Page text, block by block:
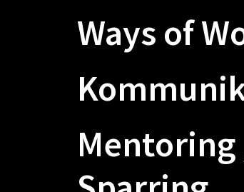
Ways of
Mentoring